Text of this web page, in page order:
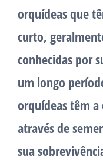
orquídeas que
curto,
conhecidas por
um longo
orquídeas têm a
através de
sua